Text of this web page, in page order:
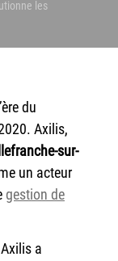
les
du
Axilis,
sur-
un acteur
gestion de
a